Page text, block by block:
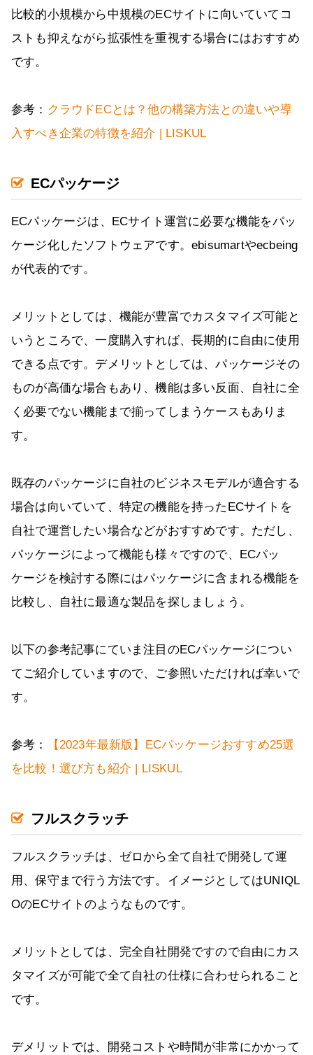
比較的小規模から中規模のECサイトに向いていてコ
ストも抑えながら拡張性を重視する場合にはおすすめ
です。
参考： クラウドECとは？他の構築方法との違いや導
入すべき企業の特徴を紹介 | LISKUL
ECパッケージ
ECパッケージは、ECサイト運営に必要な機能をパッ
ケージ化したソフトウェアです。ebisumartやecbeing
が代表的です。
メリットとしては、機能が豊富でカスタマイズ可能と
いうところで、一度購入すれば、長期的に自由に使用
できる点です。デメリットとしては、パッケージその
ものが高価な場合もあり、機能は多い反面、自社に全
く必要でない機能まで揃ってしまうケースもありま
す。
既存のパッケージに自社のビジネスモデルが適合する
場合は向いていて、特定の機能を持ったECサイトを
自社で運営したい場合などがおすすめです。ただし、
パッケージによって機能も様々ですので、ECパッ
ケージを検討する際にはパッケージに含まれる機能を
比較し、自社に最適な製品を探しましょう。
以下の参考記事にていま注目のECパッケージについ
てご紹介していますので、ご参照いただければ幸いで
す。
参考：
【2023年最新版】ECパッケージおすすめ25選
を比較！選び方も紹介 | LISKUL
フルスクラッチ
フルスクラッチは、ゼロから全て自社で開発して運
用、保守まで行う方法です。イメージとしてはUNIQL
OのECサイトのようなものです。
メリットとしては、完全自社開発ですので自由にカス
タマイズが可能で全て自社の仕様に合わせられること
です。
デメリットでは、開発コストや時間が非常にかかって